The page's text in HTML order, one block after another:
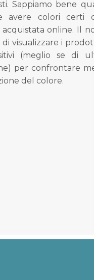
Sappiamo bene
avere colori certi
acquistata online. Il
di visualizzare i
(meglio se di
per confrontare
del colore.